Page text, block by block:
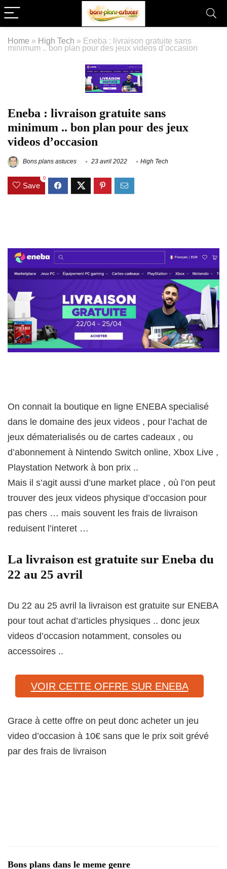
Home » High Tech » Eneba : livraison gratuite sans
minimum .. bon plan pour des jeux videos d’occasion
Eneba : livraison gratuite sans
minimum .. bon plan pour des jeux
videos d’occasion
Bons plans astuces 23 avril 2022 High Tech
Save
0
On connait la boutique en ligne ENEBA specialisé
dans le domaine des jeux videos , pour l’achat de
jeux dématerialisés ou de cartes cadeaux , ou
d’abonnement à Nintendo Switch online, Xbox Live ,
Playstation Network à bon prix ..
Mais il s’agit aussi d’une market place , où l’on peut
trouver des jeux videos physique d’occasion pour
pas chers … mais souvent les frais de livraison
reduisent l’interet …
La livraison est gratuite sur Eneba du
22 au 25 avril
Du 22 au 25 avril la livraison est gratuite sur ENEBA
pour tout achat d’articles physiques .. donc jeux
videos d’occasion notamment, consoles ou
accessoires ..
VOIR CETTE OFFRE SUR ENEBA
Grace à cette offre on peut donc acheter un jeu
video d’occasion à 10€ sans que le prix soit grévé
par des frais de livraison
Bons plans dans le meme genre